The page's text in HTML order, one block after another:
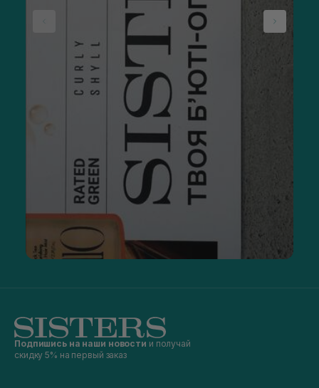
Подпишись на наши новости и получай
скидку 5% на первый заказ